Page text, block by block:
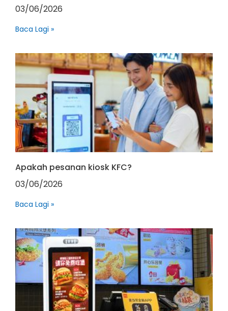
03/06/2026
Baca Lagi »
Apakah pesanan kiosk KFC?
03/06/2026
Baca Lagi »